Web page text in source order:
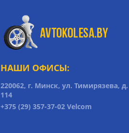
НАШИ ОФИСЫ:
220062, г. Минск, ул. Тимирязева, д.
114
+375 (29) 357-37-02 Velcom